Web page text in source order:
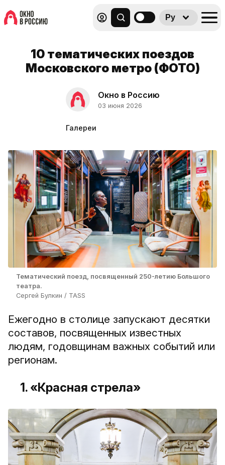
Ру
10 тематических поездов
Московского метро (ФОТО)
Окно в Россию
03 июня 2026
Галереи
Тематический поезд, посвященный 250-летию Большого
театра.
Сергей Булкин / TASS
Ежегодно в столице запускают десятки
составов, посвященных известных
людям, годовщинам важных событий или
регионам.
1. «Красная стрела»